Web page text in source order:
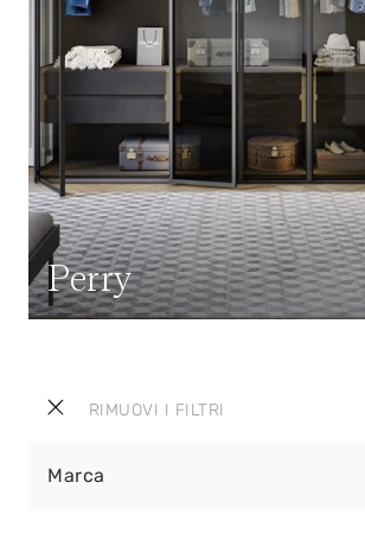
RIMUOVI I FILTRI
Marca
Perry